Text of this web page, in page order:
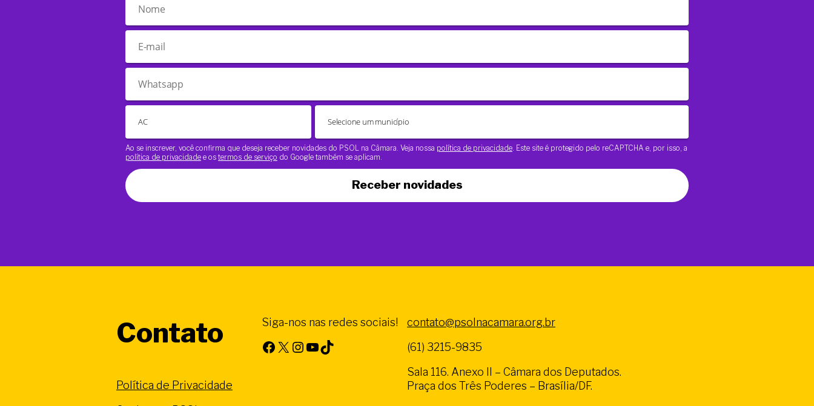
Ao se inscrever, você confirma que deseja receber novidades do PSOL na Câmara. Veja nossa política de privacidade . Este site é protegido pelo reCAPTCHA e, por isso, a
política de privacidade e os termos de serviço do Google também se aplicam.
Receber novidades
Contato
Política de Privacidade
Siga-nos nas redes sociais!
Facebook X Instagram Youtube TikTok
contato@psolnacamara.org.br
(61) 3215-9835
Sala 116. Anexo II – Câmara dos Deputados.
Praça dos Três Poderes – Brasília/DF.